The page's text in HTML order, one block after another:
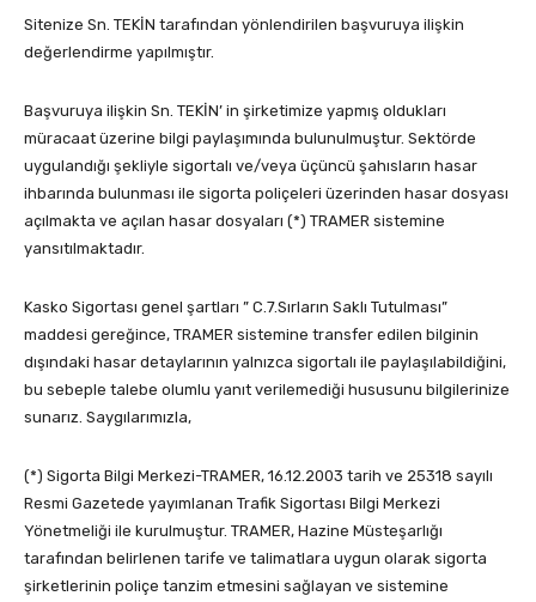
Sitenize Sn. TEKİN tarafından yönlendirilen başvuruya ilişkin
değerlendirme yapılmıştır.
Başvuruya ilişkin Sn. TEKİN’ in şirketimize yapmış oldukları
müracaat üzerine bilgi paylaşımında bulunulmuştur. Sektörde
uygulandığı şekliyle sigortalı ve/veya üçüncü şahısların hasar
ihbarında bulunması ile sigorta poliçeleri üzerinden hasar dosyası
açılmakta ve açılan hasar dosyaları (*) TRAMER sistemine
yansıtılmaktadır.
Kasko Sigortası genel şartları ” C.7.Sırların Saklı Tutulması”
maddesi gereğince, TRAMER sistemine transfer edilen bilginin
dışındaki hasar detaylarının yalnızca sigortalı ile paylaşılabildiğini,
bu sebeple talebe olumlu yanıt verilemediği hususunu bilgilerinize
sunarız. Saygılarımızla,
(*) Sigorta Bilgi Merkezi-TRAMER, 16.12.2003 tarih ve 25318 sayılı
Resmi Gazetede yayımlanan Trafik Sigortası Bilgi Merkezi
Yönetmeliği ile kurulmuştur. TRAMER, Hazine Müsteşarlığı
tarafından belirlenen tarife ve talimatlara uygun olarak sigorta
şirketlerinin poliçe tanzim etmesini sağlayan ve sistemine